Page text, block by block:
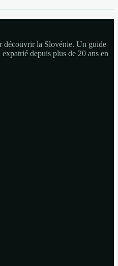
découvrir la Slovénie. Un guide
depuis plus de 20 ans en